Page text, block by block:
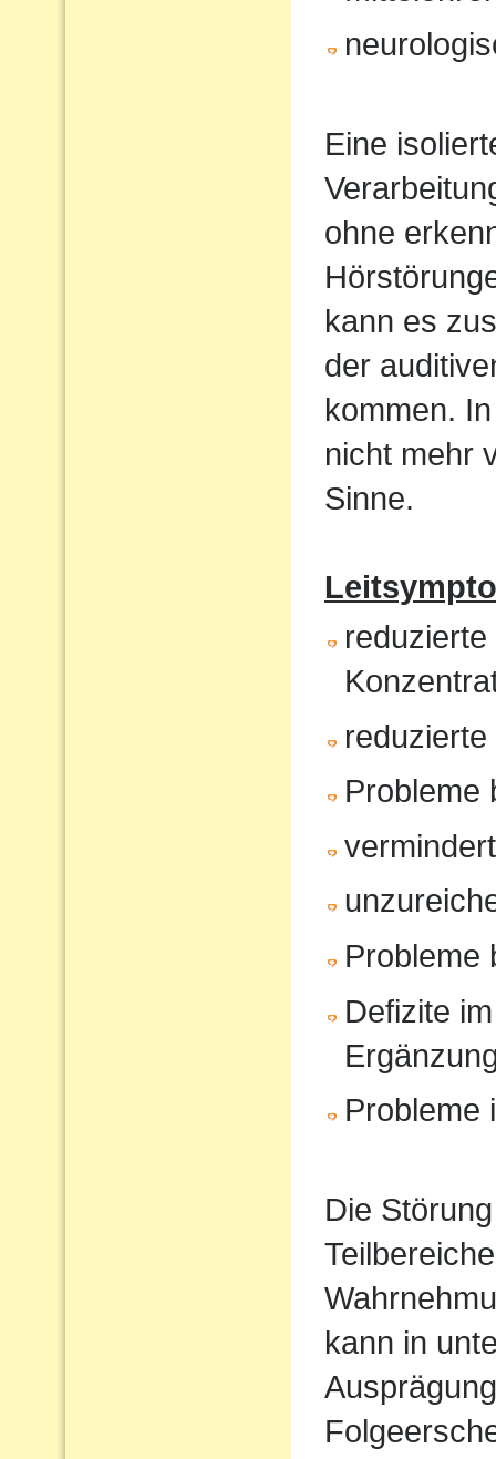
Eine
ohne
kann es
der
kommen.
nicht mehr
Sinne.
Probleme
Probleme
Defizite
Probleme
Die
kann in